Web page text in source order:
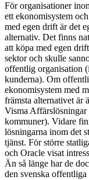
För organisationer
ett ekonomisystem
med egen drift är det
alternativ. Det finns
att köpa med egen
sektor och skulle
offentlig organisation
kunderna). Om
ekonomisystem med
främsta alternativet är
Visma Affärslösningar
kommuner). Vidare
lösningarna inom det
tjänst. För större
och Oracle visat
Än så länge har de
den svenska